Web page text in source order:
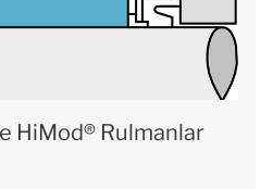
HiMod® Rulmanlar